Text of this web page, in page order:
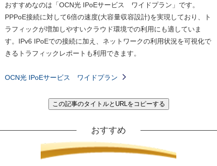
おすすめなのは「OCN光 IPoEサービス ワイドプラン」です。
PPPoE接続に対して6倍の速度(大容量収容設計)を実現しており、ト
ラフィックが増加しやすいクラウド環境での利用にも適していま
す。IPv6 IPoEでの接続に加え、ネットワークの利用状況を可視化で
きるトラフィックレポートも利用できます。
OCN光 IPoEサービス ワイドプラン
この記事のタイトルとURLをコピーする
おすすめ